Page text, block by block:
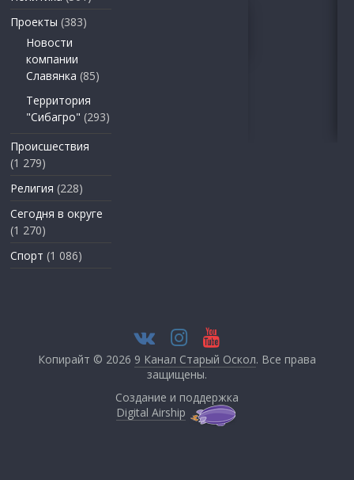
Проекты (383)
Новости
компании
Славянка (85)
Территория
"Сибагро" (293)
Происшествия
(1 279)
Религия (228)
Сегодня в округе
(1 270)
Спорт (1 086)
Копирайт © 2026 9 Канал Старый Оскол. Все права
защищены.
Создание и поддержка
Digital Airship